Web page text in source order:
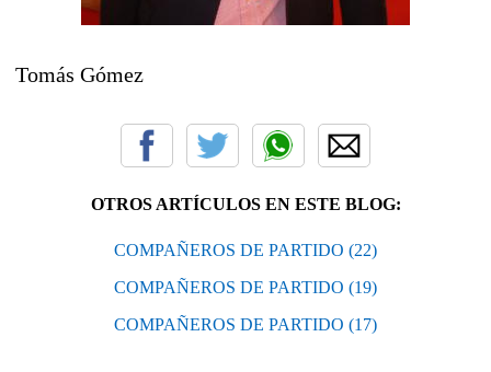
Tomás Gómez
OTROS ARTÍCULOS EN ESTE BLOG:
COMPAÑEROS DE PARTIDO (22)
COMPAÑEROS DE PARTIDO (19)
COMPAÑEROS DE PARTIDO (17)